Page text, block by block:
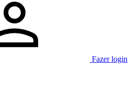
Fazer login